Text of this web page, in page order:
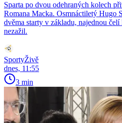
Sparta po dvou odehraných kolech
Romana Macka. Osmnáctiletý Hugo
dvěma starty v základu, najednou
nezažil.
SportyŽivě
dnes, 11:55
3 min